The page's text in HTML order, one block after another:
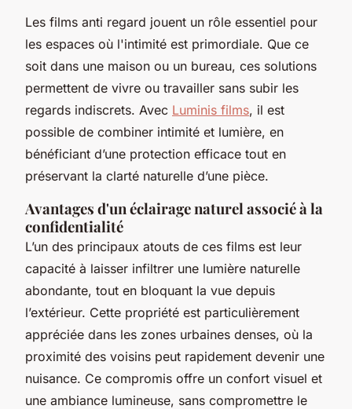
Les films anti regard jouent un rôle essentiel pour
les espaces où l'intimité est primordiale. Que ce
soit dans une maison ou un bureau, ces solutions
permettent de vivre ou travailler sans subir les
regards indiscrets. Avec Luminis films, il est
possible de combiner intimité et lumière, en
bénéficiant d’une protection efficace tout en
préservant la clarté naturelle d’une pièce.
Avantages d'un éclairage naturel associé à la
confidentialité
L’un des principaux atouts de ces films est leur
capacité à laisser infiltrer une lumière naturelle
abondante, tout en bloquant la vue depuis
l’extérieur. Cette propriété est particulièrement
appréciée dans les zones urbaines denses, où la
proximité des voisins peut rapidement devenir une
nuisance. Ce compromis offre un confort visuel et
une ambiance lumineuse, sans compromettre le